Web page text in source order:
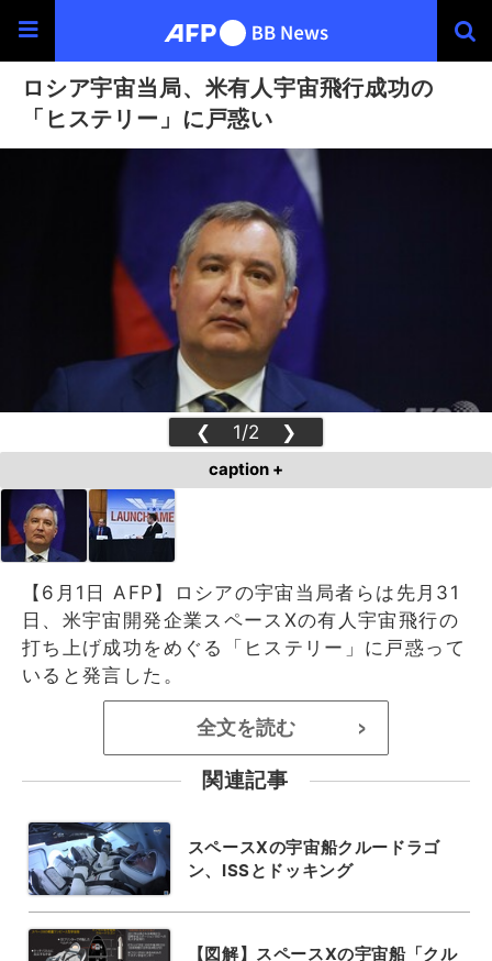
ロシア宇宙当局、米有人宇宙飛行成功の
「ヒステリー」に戸惑い
❮ 1/2 ❯
caption +
【6月1日 AFP】ロシアの宇宙当局者らは先月31
日、米宇宙開発企業スペースXの有人宇宙飛行の
打ち上げ成功をめぐる「ヒステリー」に戸惑って
いると発言した。
全文を読む >
関連記事
スペースXの宇宙船クルードラゴ
ン、ISSとドッキング
【図解】スペースXの宇宙船「クル